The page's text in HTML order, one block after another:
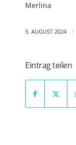
Merlina
5. AUGUST 2024 /
Eintrag teilen